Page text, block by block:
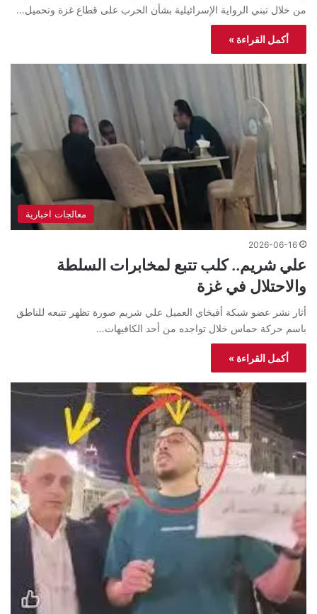
من خلال تبني الرواية الإسرائيلية بشأن الحرب على قطاع غزة وتحميل…
أكمل القراءة »
معالجات اخبارية
2026-06-16
علي شريم.. كلب تتبع لمخابرات السلطة
والاحتلال في غزة
أثار نشر عضو شبكة أفيخاي العميل علي شريم صورة تظهر تتبعه للناطق
باسم حركة حماس خلال تواجده من أحد الكافيهات…
أكمل القراءة »